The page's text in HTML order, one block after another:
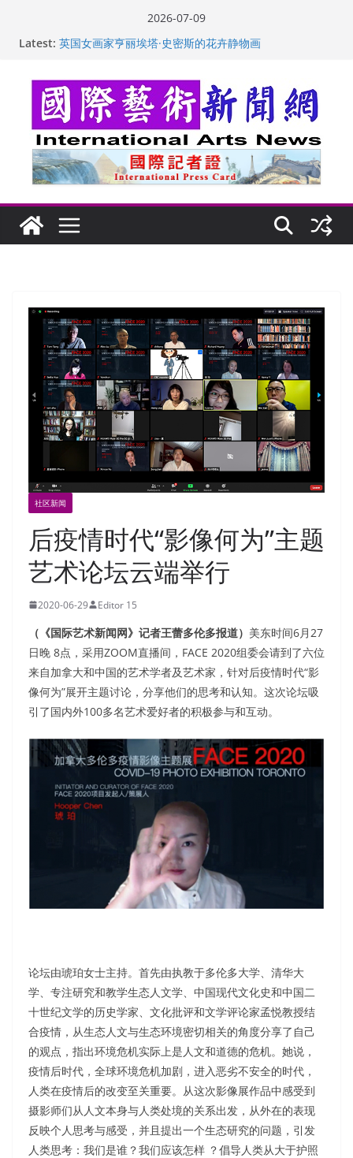
2026-07-09
Latest: “梵心”归处：一场展览 连着攀枝花的千里乡愁
美国人
玛丽安娜·卡拉切娃的绘画：幽默和难以言喻的快乐
苏方 ：“字”得其乐
社区新闻
后疫情时代“影像何为”主题
艺术论坛云端举行
2020-06-29 Editor 15
（《国际艺术新闻网》记者王蕾多伦多报道） 美东时间6月27
日晚 8点，采用ZOOM直播间，FACE 2020组委会请到了六位
来自加拿大和中国的艺术学者及艺术家，针对后疫情时代“影
像何为”展开主题讨论，分享他们的思考和认知。这次论坛吸
引了国内外100多名艺术爱好者的积极参与和互动。
论坛由琥珀女士主持。首先由执教于多伦多大学、清华大
学、专注研究和教学生态人文学、中国现代文化史和中国二
十世纪文学的历史学家、文化批评和文学评论家孟悦教授结
合疫情，从生态人文与生态环境密切相关的角度分享了自己
的观点，指出环境危机实际上是人文和道德的危机。她说，
疫情后时代，全球环境危机加剧，进入恶劣不安全的时代，
人类在疫情后的改变至关重要。从这次影像展作品中感受到
摄影师们从人文本身与人类处境的关系出发，从外在的表现
反映个人思考与感受，并且提出一个生态研究的问题，引发
人类思考：我们是谁？我们应该怎样 ？倡导人类从大于护照